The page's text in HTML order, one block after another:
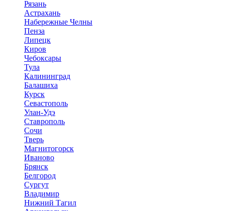
Рязань
Астрахань
Набережные Челны
Пенза
Липецк
Киров
Чебоксары
Тула
Калининград
Балашиха
Курск
Севастополь
Улан-Удэ
Ставрополь
Сочи
Тверь
Магнитогорск
Иваново
Брянск
Белгород
Сургут
Владимир
Нижний Тагил